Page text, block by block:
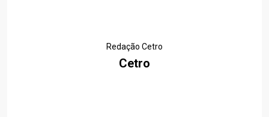
Redação Cetro
Cetro